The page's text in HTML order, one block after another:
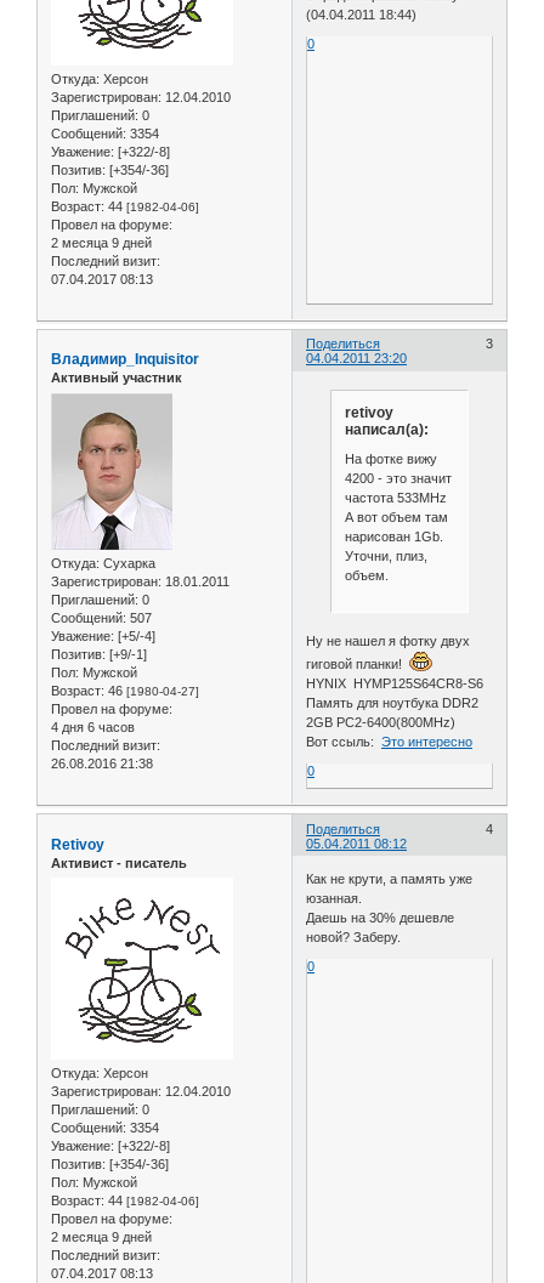
Откуда: Херсон
Зарегистрирован: 12.04.2010
Приглашений: 0
Сообщений: 3354
Уважение: [+322/-8]
Позитив: [+354/-36]
Пол: Мужской
Возраст: 44 [1982-04-06]
Провел на форуме:
2 месяца 9 дней
Последний визит:
07.04.2017 08:13
(04.04.2011 18:44)
0
Поделиться
3
04.04.2011 23:20
Владимир_Inquisitor
Активный участник
Откуда: Сухарка
Зарегистрирован: 18.01.2011
Приглашений: 0
Сообщений: 507
Уважение: [+5/-4]
Позитив: [+9/-1]
Пол: Мужской
Возраст: 46 [1980-04-27]
Провел на форуме:
4 дня 6 часов
Последний визит:
26.08.2016 21:38
retivoy
написал(а):
На фотке вижу
4200 - это значит
частота 533MHz
А вот объем там
нарисован 1Gb.
Уточни, плиз,
объем.
Ну не нашел я фотку двух
гиговой планки!
HYNIX HYMP125S64CR8-S6
Память для ноутбука DDR2
2GB PC2-6400(800MHz)
Вот ссыль:Это интересно
0
Поделиться
4
05.04.2011 08:12
Retivoy
Активист - писатель
Откуда: Херсон
Зарегистрирован: 12.04.2010
Приглашений: 0
Сообщений: 3354
Уважение: [+322/-8]
Позитив: [+354/-36]
Пол: Мужской
Возраст: 44 [1982-04-06]
Провел на форуме:
2 месяца 9 дней
Последний визит:
07.04.2017 08:13
Как не крути, а память уже
юзанная.
Даешь на 30% дешевле
новой? Заберу.
0